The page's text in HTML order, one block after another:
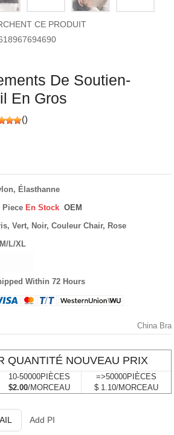
CE PRODUIT
De Soutien-
En Gros
()
Élasthanne
Piece En Stock OEM
Vert, Noir, Couleur Chair, Rose
L/XL
Within 72 Hours
China Bra
QUANTITÉ NOUVEAU PRIX
10-50000PIÈCES
$2.00/MORCEAU
=>50000PIÈCES
$ 1.10/MORCEAU
Add PI